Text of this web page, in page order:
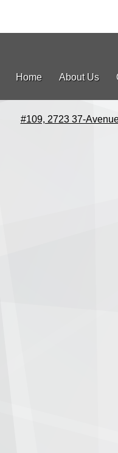
Home About Us
#109, 2723 37-